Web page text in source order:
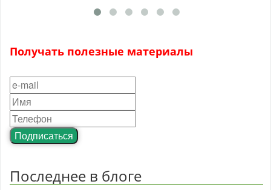
Получать полезные материалы
Подписаться
Последнее в блоге